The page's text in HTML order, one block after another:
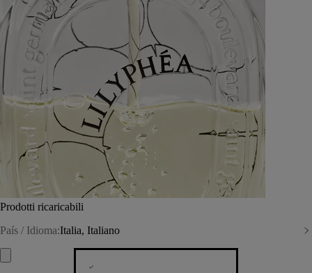
Prodotti ricaricabili
País / Idioma:Italia, Italiano